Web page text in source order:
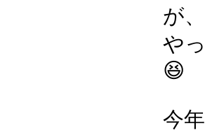
が
や
😆
今